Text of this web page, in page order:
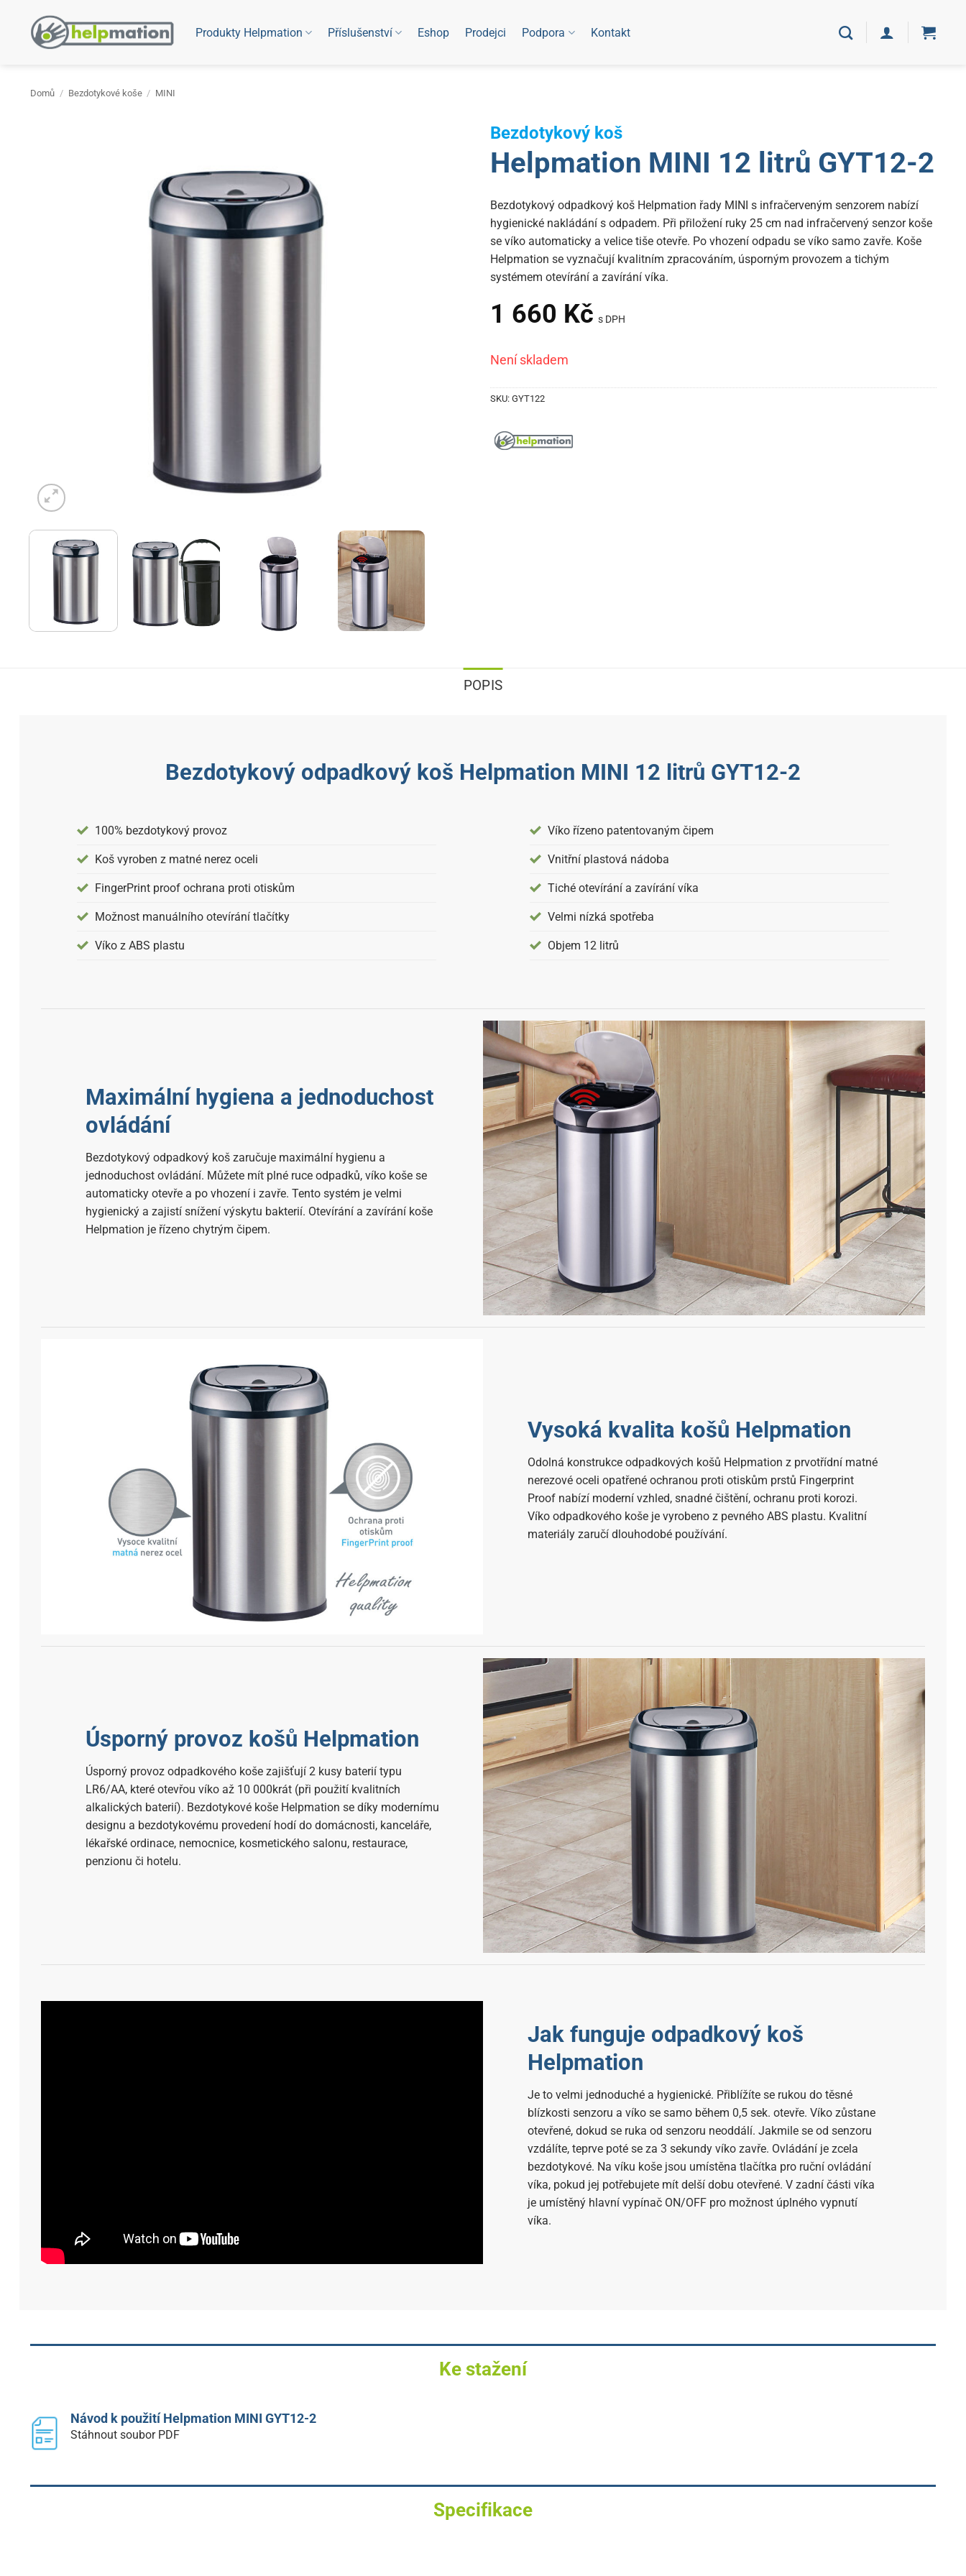
Produkty Helpmation Příslušenství Eshop Prodejci Podpora Kontakt
Domů / Bezdotykové koše / MINI
Bezdotykový koš
Helpmation MINI 12 litrů GYT12-2
Bezdotykový odpadkový koš Helpmation řady MINI s infračerveným senzorem nabízí
hygienické nakládání s odpadem. Při přiložení ruky 25 cm nad infračervený senzor koše
se víko automaticky a velice tiše otevře. Po vhození odpadu se víko samo zavře. Koše
Helpmation se vyznačují kvalitním zpracováním, úsporným provozem a tichým
systémem otevírání a zavírání víka.
1 660 Kč s DPH
Není skladem
SKU: GYT122
POPIS
Bezdotykový odpadkový koš Helpmation MINI 12 litrů GYT12-2
100% bezdotykový provoz
Koš vyroben z matné nerez oceli
FingerPrint proof ochrana proti otiskům
Možnost manuálního otevírání tlačítky
Víko z ABS plastu
Víko řízeno patentovaným čipem
Vnitřní plastová nádoba
Tiché otevírání a zavírání víka
Velmi nízká spotřeba
Objem 12 litrů
Maximální hygiena a jednoduchost
ovládání
Bezdotykový odpadkový koš zaručuje maximální hygienu a
jednoduchost ovládání. Můžete mít plné ruce odpadků, víko koše se
automaticky otevře a po vhození i zavře. Tento systém je velmi
hygienický a zajistí snížení výskytu bakterií. Otevírání a zavírání koše
Helpmation je řízeno chytrým čipem.
Vysoká kvalita košů Helpmation
Odolná konstrukce odpadkových košů Helpmation z prvotřídní matné
nerezové oceli opatřené ochranou proti otiskům prstů Fingerprint
Proof nabízí moderní vzhled, snadné čištění, ochranu proti korozi.
Víko odpadkového koše je vyrobeno z pevného ABS plastu. Kvalitní
materiály zaručí dlouhodobé používání.
Úsporný provoz košů Helpmation
Úsporný provoz odpadkového koše zajišťují 2 kusy baterií typu
LR6/AA, které otevřou víko až 10 000krát (při použití kvalitních
alkalických baterií). Bezdotykové koše Helpmation se díky modernímu
designu a bezdotykovému provedení hodí do domácnosti, kanceláře,
lékařské ordinace, nemocnice, kosmetického salonu, restaurace,
penzionu či hotelu.
Jak funguje odpadkový koš
Helpmation
Je to velmi jednoduché a hygienické. Přiblížíte se rukou do těsné
blízkosti senzoru a víko se samo během 0,5 sek. otevře. Víko zůstane
otevřené, dokud se ruka od senzoru neoddálí. Jakmile se od senzoru
vzdálíte, teprve poté se za 3 sekundy víko zavře. Ovládání je zcela
bezdotykové. Na víku koše jsou umístěna tlačítka pro ruční ovládání
víka, pokud jej potřebujete mít delší dobu otevřené. V zadní části víka
je umístěný hlavní vypínač ON/OFF pro možnost úplného vypnutí
víka.
Ke stažení
Návod k použití Helpmation MINI GYT12-2
Stáhnout soubor PDF
Specifikace